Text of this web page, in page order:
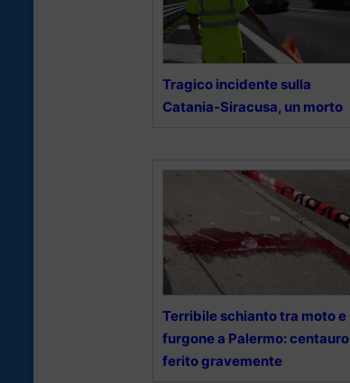
Tragico incidente sulla
Catania-Siracusa, un morto
Terribile schianto tra moto e
furgone a Palermo: centauro
ferito gravemente